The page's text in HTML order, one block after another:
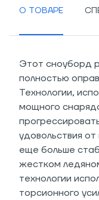
О ТОВАРЕ
Этот сноуборд
полностью
Технологии,
мощного
удовольствия
еще больше
жестком
технологии
торсионного